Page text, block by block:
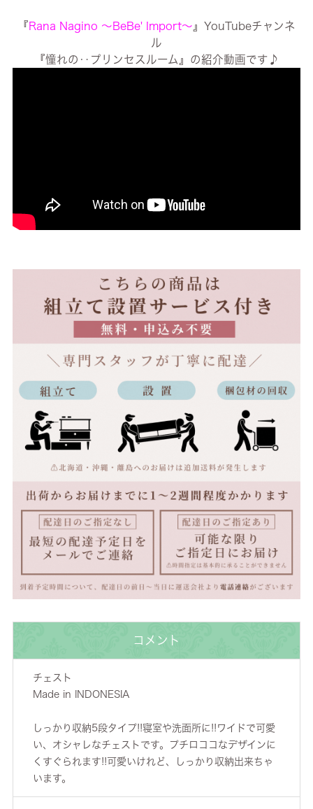
『Rana Nagino ～BeBe' Import～ 』YouTubeチャンネ
ル
『憧れの‥プリンセスルーム』の紹介動画です♪
コメント
チェスト
Made in INDONESIA
しっかり収納5段タイプ!!寝室や洗面所に!!ワイドで可愛
い、オシャレなチェストです。プチロココなデザインに
くすぐられます!!可愛いけれど、しっかり収納出来ちゃ
います。